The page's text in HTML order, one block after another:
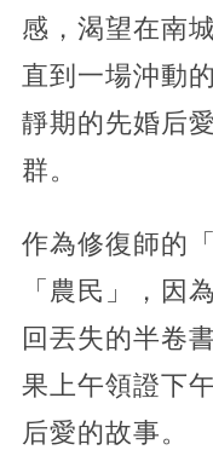
感，渴望在南
直到一場沖動
靜期的先婚后
群。
作為修復師的
「農民」，因
回丟失的半卷
果上午領證下
后愛的故事。